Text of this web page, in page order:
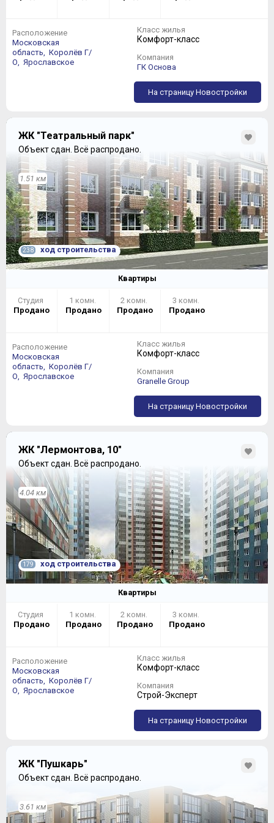
В корпусе №1, поменявшим трапецию на яйцевидную
(если смотреть сверху) форму:
увы, трехкомнатных квартир нет в принципе, а площади
двухкомнатных стали значительно меньше:
При этом выбор площадей и планировок «однушек»
стал значительно шире:
В квартирах будут выстроены стены и разведено
электричество, при этом стяжка, штукатурка и прочие
ремонтные заботы лягут на плечи покупателей.
Двухкамерные стеклопакеты «от Застройщика»
простоят долго, а вот входная деревянная дверь
подлежит скорой замене.
ПОКУПКА
Покупатель волен выбирать не только квартиру, но и
«ПРОФИ ИНВЕСТ» и ООО «ГОРОД», каждые из
которых имеют в сети по одному равноправному
первом этаже дома №47 к.8.
Расположение
Московская
область,
Королёв Г/
О,
Ярославское
Класс жилья
Комфорт-класс
Компания
ГК Основа
На страницу Новостройки
ЖК "Театральный парк"
Объект сдан. Всё распродано.
1.51 км
238 ход строительства
Квартиры
Студия
Продано
1 комн.
Продано
2 комн.
Продано
3 комн.
Продано
Расположение
Московская
область,
Королёв Г/
О,
Ярославское
Класс жилья
Комфорт-класс
Компания
Granelle Group
На страницу Новостройки
ЖК "Лермонтова, 10"
Объект сдан. Всё распродано.
4.04 км
179 ход строительства
Квартиры
Студия
Продано
1 комн.
Продано
2 комн.
Продано
3 комн.
Продано
Расположение
Московская
область,
Королёв Г/
О,
Ярославское
Класс жилья
Комфорт-класс
Компания
Строй-Эксперт
На страницу Новостройки
ЖК "Пушкарь"
Объект сдан. Всё распродано.
3.61 км